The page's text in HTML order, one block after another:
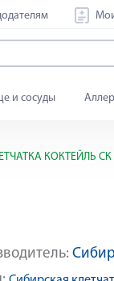
и сосуды
КОКТЕЙЛЬ СК